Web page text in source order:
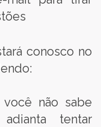
conosco no
não sabe
tentar